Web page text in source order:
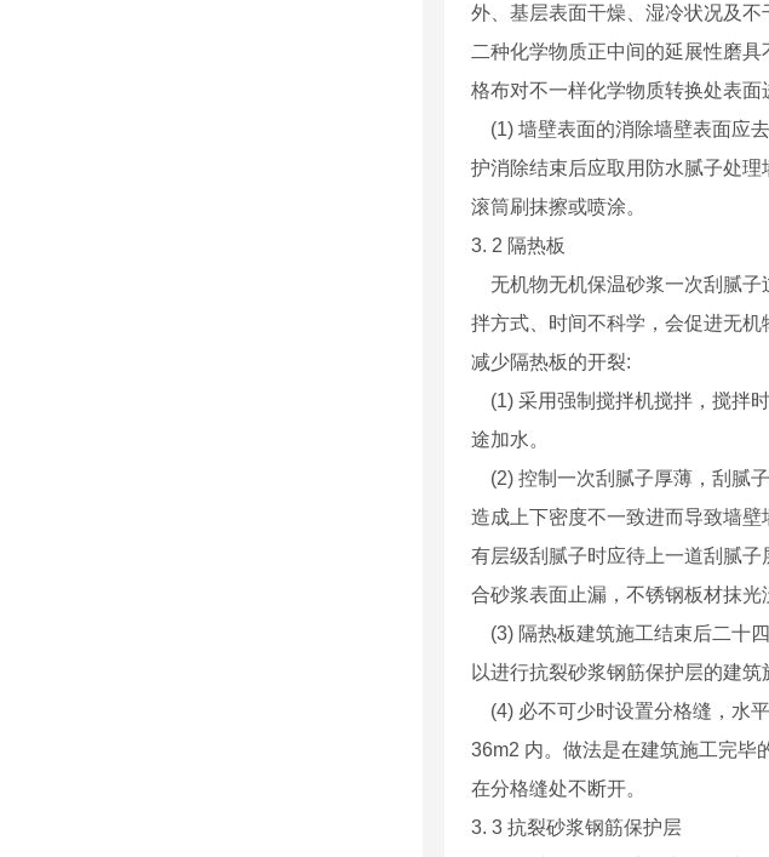
外、基层表面干燥、湿冷状况及
二种化学物质正中间的延展性磨
格布对不一样化学物质转换处表面
(1) 墙壁表面的消除墙壁表面应
护消除结束后应取用防水腻子处
滚筒刷抹擦或喷涂。
3. 2 隔热板
无机物无机保温砂浆一次刮腻子
拌方式、时间不科学，会促进无
减少隔热板的开裂:
(1) 采用强制搅拌机搅拌，搅拌
途加水。
(2) 控制一次刮腻子厚薄，刮腻
造成上下密度不一致进而导致墙
有层级刮腻子时应待上一道刮腻
合砂浆表面止漏，不锈钢板材抹光
(3) 隔热板建筑施工结束后二十
以进行抗裂砂浆钢筋保护层的建筑
(4) 必不可少时设置分格缝，水
36m2 内。做法是在建筑施工完毕
在分格缝处不断开。
3. 3 抗裂砂浆钢筋保护层